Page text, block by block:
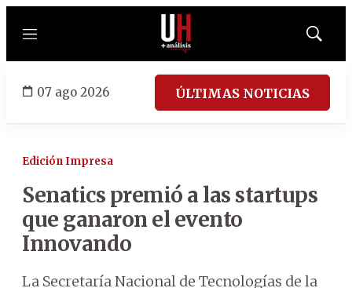
Menú
Mostrar
07 ago 2026 ÚLTIMAS NOTICIAS
Edición Impresa
Senatics premió a las startups
que ganaron el evento
Innovando
La Secretaría Nacional de Tecnologías de la